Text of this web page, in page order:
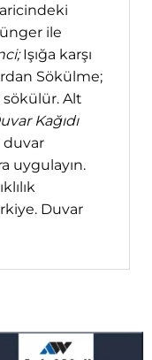
ile
Işığa karşı
Sökülme;
Alt
Kağıdı
duvar
uygulayın.
Duvar